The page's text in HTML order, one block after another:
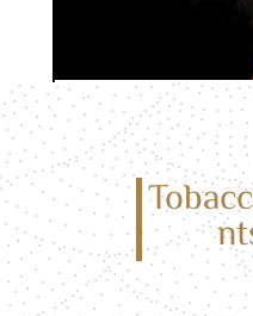
Les effets
électronique : ce
La cigarette
manière dont nous
vapoter est devenu
fumer...